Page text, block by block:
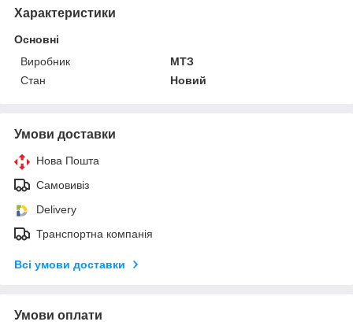
Характеристики
Основні
Виробник
МТЗ
Стан
Новий
Умови доставки
Нова Пошта
Самовивіз
Delivery
Транспортна компанія
Всі умови доставки
Умови оплати